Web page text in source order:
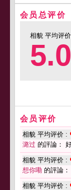
会员总评价
相貌 平均评
会员评价
相貌 平均评价 :
潞过 的評論：
相貌 平均评价 :
想你嘞 的評論
相貌 平均评价 :